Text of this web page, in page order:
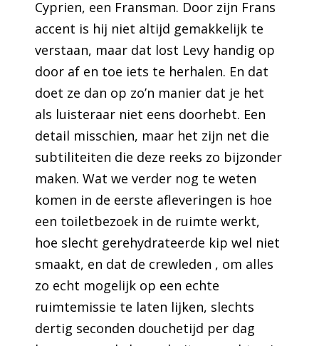
Cyprien, een Fransman. Door zijn Frans
accent is hij niet altijd gemakkelijk te
verstaan, maar dat lost Levy handig op
door af en toe iets te herhalen. En dat
doet ze dan op zo’n manier dat je het
als luisteraar niet eens doorhebt. Een
detail misschien, maar het zijn net die
subtiliteiten die deze reeks zo bijzonder
maken. Wat we verder nog te weten
komen in de eerste afleveringen is hoe
een toiletbezoek in de ruimte werkt,
hoe slecht gerehydrateerde kip wel niet
smaakt, en dat de crewleden , om alles
zo echt mogelijk op een echte
ruimtemissie te laten lijken, slechts
dertig seconden douchetijd per dag